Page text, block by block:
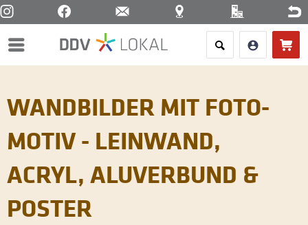
Menü
WANDBILDER MIT FOTO-
MOTIV - LEINWAND,
ACRYL, ALUVERBUND &
POSTER